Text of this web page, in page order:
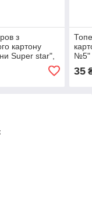
з
картону
Super star",
№5"
35